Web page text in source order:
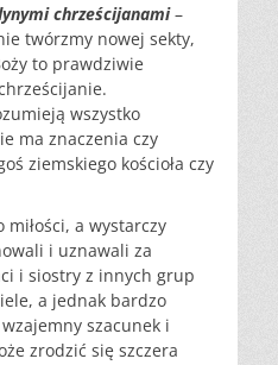
chrześcijanami–
twórzmy nowej sekty,
to prawdziwie
wszystko
ma znaczenia czy
ziemskiego kościoła czy
miłości, a wystarczy
i uznawali za
i siostry z innych grup
a jednak bardzo
szacunek i
zrodzić się szczera